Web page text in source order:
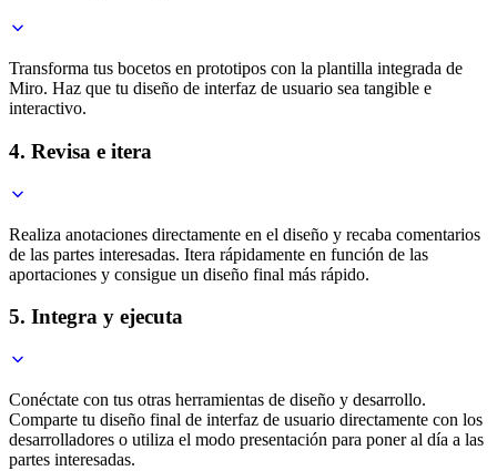
Transforma tus bocetos en prototipos con la plantilla integrada de
Miro. Haz que tu diseño de interfaz de usuario sea tangible e
interactivo.
4. Revisa e itera
Realiza anotaciones directamente en el diseño y recaba comentarios
de las partes interesadas. Itera rápidamente en función de las
aportaciones y consigue un diseño final más rápido.
5. Integra y ejecuta
Conéctate con tus otras herramientas de diseño y desarrollo.
Comparte tu diseño final de interfaz de usuario directamente con los
desarrolladores o utiliza el modo presentación para poner al día a las
partes interesadas.